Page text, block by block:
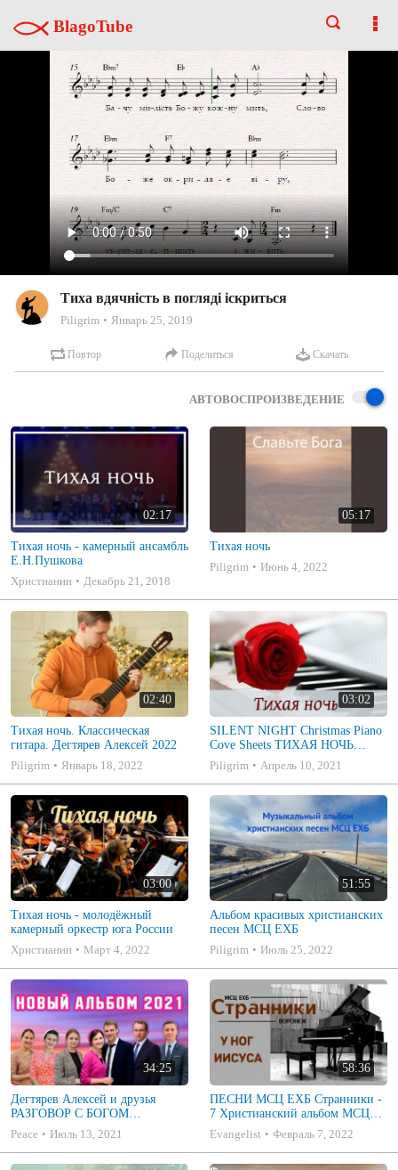
BlagoTube
Тиха вдячність в погляді іскриться
Piligrim Январь 25, 2019
Повтор Поделиться Скачать
АВТОВОСПРОИЗВЕДЕНИЕ
02:17
Тихая ночь - камерный ансамбль
Е.Н.Пушкова
Христианин
Декабрь 21, 2018
05:17
Тихая ночь
Piligrim
Июнь 4, 2022
02:40
Тихая ночь. Классическая
гитара. Дегтярев Алексей 2022
Piligrim
Январь 18, 2022
03:02
SILENT NIGHT Christmas Piano
Cove Sheets ТИХАЯ НОЧЬ
Рождественская Песня На
Пианино Ноты How to play
Piligrim Апрель 10, 2021
03:00
Тихая ночь - молодёжный
камерный оркестр юга России
Христианин
Март 4, 2022
51:55
Альбом красивых христианских
песен МСЦ ЕХБ
Piligrim
Июль 25, 2022
34:25
Дегтярев Алексей и друзья
РАЗГОВОР С БОГОМ
Христианские песни МСЦ ЕХБ
2021 (7я)
Peace Июль 13, 2021
58:36
ПЕСНИ МСЦ ЕХБ Странники -
7 Христианский альбом МСЦ
ЕХБ
Evangelist Февраль 7, 2022